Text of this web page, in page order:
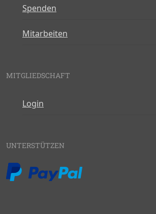
Spenden
Mitarbeiten
MITGLIEDSCHAFT
Login
UNTERSTÜTZEN